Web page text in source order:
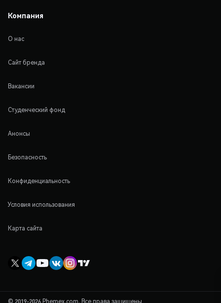
Компания
О нас
Сайт бренда
Вакансии
Студенческий фонд
Анонсы
Безопасность
Конфиденциальность
Условия использования
Карта сайта
© 2019-2026 Phemex.com. Все права защищены